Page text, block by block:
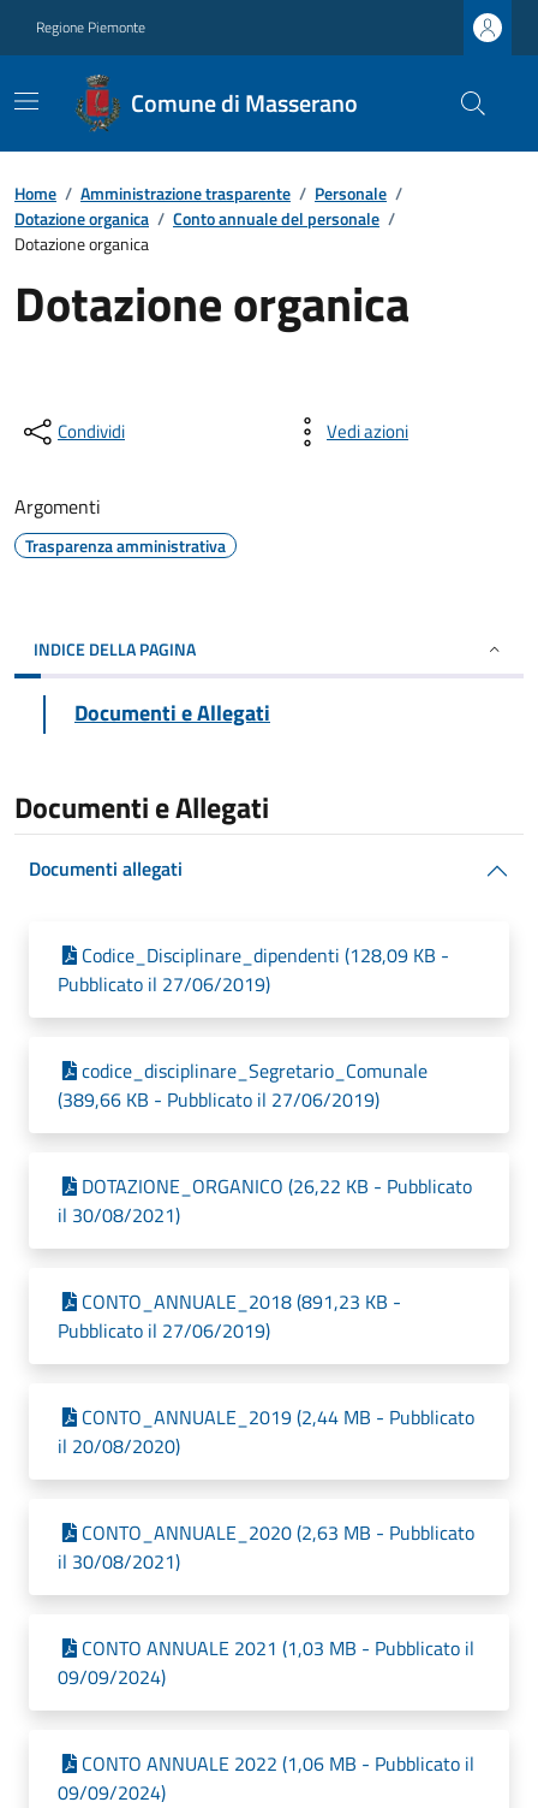
Regione Piemonte
Comune di Masserano
Home / Amministrazione trasparente / Personale /
Dotazione organica / Conto annuale del personale /
Dotazione organica
Dotazione organica
Condividi Vedi azioni
Argomenti
Trasparenza amministrativa
INDICE DELLA PAGINA
Documenti e Allegati
Documenti e Allegati
Documenti allegati
Codice_Disciplinare_dipendenti (128,09 KB -
Pubblicato il 27/06/2019)
codice_disciplinare_Segretario_Comunale
(389,66 KB - Pubblicato il 27/06/2019)
DOTAZIONE_ORGANICO (26,22 KB - Pubblicato
il 30/08/2021)
CONTO_ANNUALE_2018 (891,23 KB -
Pubblicato il 27/06/2019)
CONTO_ANNUALE_2019 (2,44 MB - Pubblicato
il 20/08/2020)
CONTO_ANNUALE_2020 (2,63 MB - Pubblicato
il 30/08/2021)
CONTO ANNUALE 2021 (1,03 MB - Pubblicato il
09/09/2024)
CONTO ANNUALE 2022 (1,06 MB - Pubblicato il
09/09/2024)